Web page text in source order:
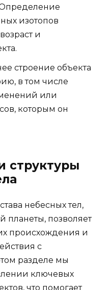
изотопов
и
строение объекта
в том числе
или
которым он
структуры
небесных тел,
планеты, позволяет
происхождения и
с
разделе мы
ключевых
что помогает